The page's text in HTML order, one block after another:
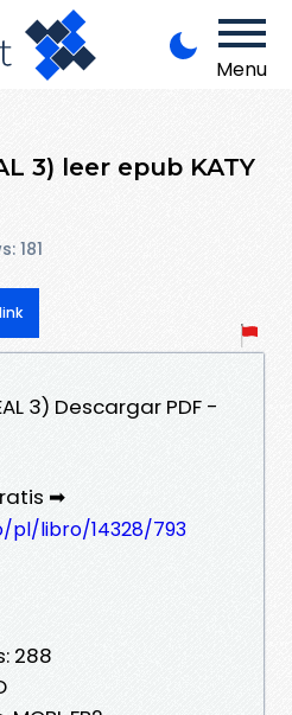
Menu
3) leer epub KATY
181
3) Descargar PDF -
➡
pl/libro/14328/793
288